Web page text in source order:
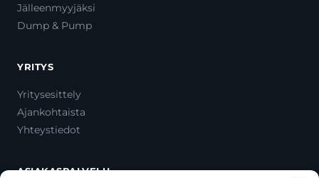
Jälleenmyyjäksi
Dump & Pump
YRITYS
Yritysesittely
Ajankohtaista
Yhteystiedot
ASIAKASPALVELU